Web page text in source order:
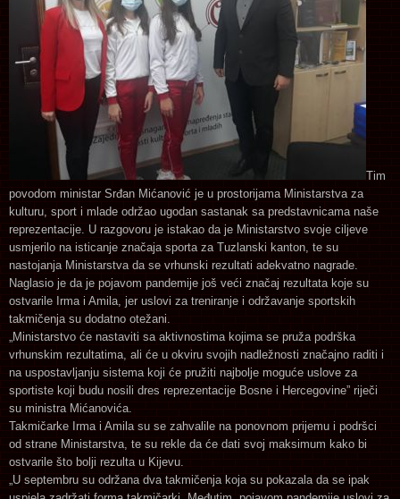
Tim
povodom ministar Srđan Mićanović je u prostorijama Ministarstva za
kulturu, sport i mlade održao ugodan sastanak sa predstavnicama naše
reprezentacije. U razgovoru je istakao da je Ministarstvo svoje ciljeve
usmjerilo na isticanje značaja sporta za Tuzlanski kanton, te su
nastojanja Ministarstva da se vrhunski rezultati adekvatno nagrade.
Naglasio je da je pojavom pandemije još veći značaj rezultata koje su
ostvarile Irma i Amila, jer uslovi za treniranje i održavanje sportskih
takmičenja su dodatno otežani.
„Ministarstvo će nastaviti sa aktivnostima kojima se pruža podrška
vrhunskim rezultatima, ali će u okviru svojih nadležnosti značajno raditi i
na uspostavljanju sistema koji će pružiti najbolje moguće uslove za
sportiste koji budu nosili dres reprezentacije Bosne i Hercegovine” riječi
su ministra Mićanovića.
Takmičarke Irma i Amila su se zahvalile na ponovnom prijemu i podršci
od strane Ministarstva, te su rekle da će dati svoj maksimum kako bi
ostvarile što bolji rezulta u Kijevu.
„U septembru su održana dva takmičenja koja su pokazala da se ipak